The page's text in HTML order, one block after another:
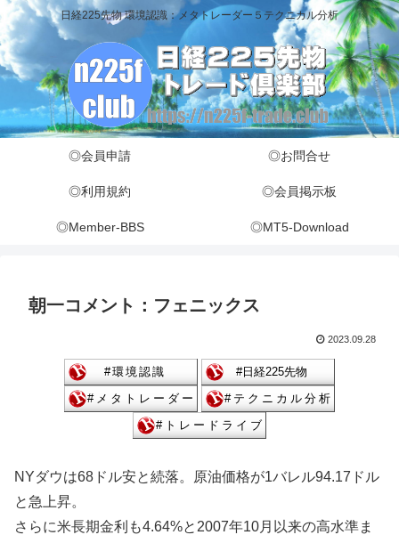
日経225先物 環境認識：メタトレーダー５テクニカル分析
◎会員申請 ◎お問合せ
◎利用規約 ◎会員掲示板
◎Member-BBS ◎MT5-Download
朝一コメント：フェニックス
2023.09.28
NYダウは68ドル安と続落。原油価格が1バレル94.17ドル
と急上昇。
さらに米長期金利も4.64%と2007年10月以来の高水準ま